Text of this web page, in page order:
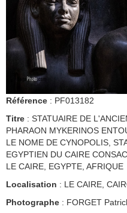
Référence : PF013182
Titre : STATUAIRE DE
PHARAON MYKERINOS
LE NOME DE CYNOPOLIS,
EGYPTIEN DU CAIRE
LE CAIRE, EGYPTE, AFRIQUE
Localisation : LE CAIRE,
Photographe : FORGET